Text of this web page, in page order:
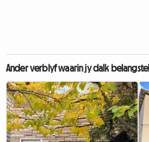
Ander verblyf waarin jy dalk belangstel